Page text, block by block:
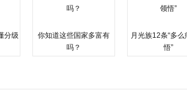
分级
你知道这些国家多富有
吗？
月光族12条“多么
悟”